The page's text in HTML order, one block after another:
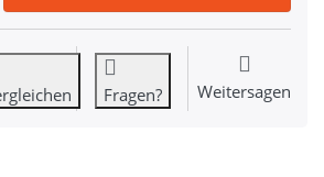
Fragen? Weitersagen